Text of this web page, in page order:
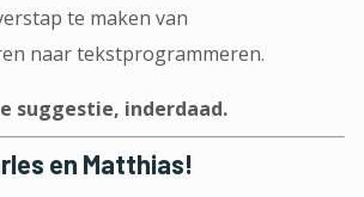
te maken van
naar tekstprogrammeren.
suggestie, inderdaad.
en Matthias!